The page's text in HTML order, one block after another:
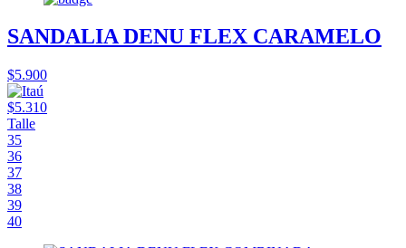
SANDALIA DENU FLEX CARAMELO
$5.900
$5.310
Talle
35
36
37
38
39
40